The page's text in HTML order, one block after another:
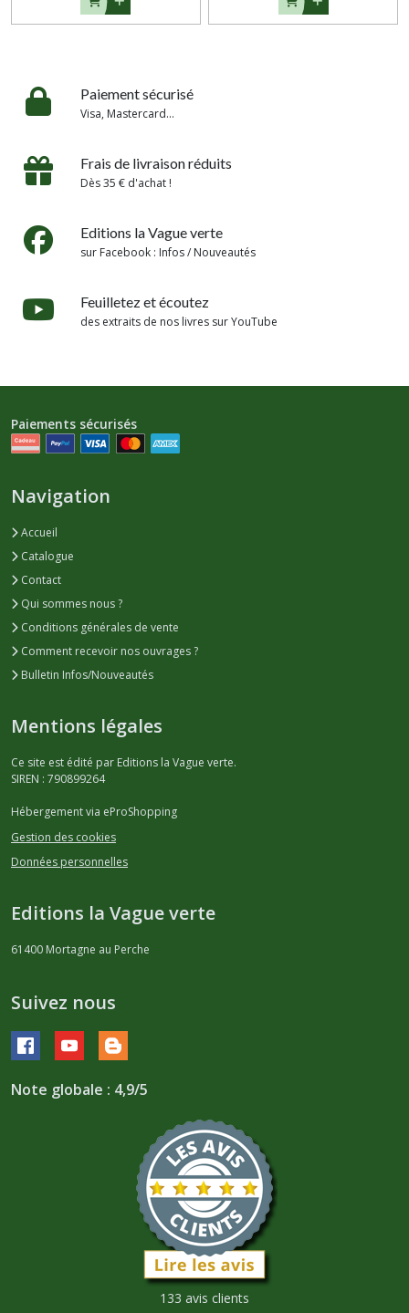
Paiement sécurisé
Visa, Mastercard...
Frais de livraison réduits
Dès 35 € d'achat !
Editions la Vague verte
sur Facebook : Infos / Nouveautés
Feuilletez et écoutez
des extraits de nos livres sur YouTube
Paiements sécurisés
Navigation
Accueil
Catalogue
Contact
Qui sommes nous ?
Conditions générales de vente
Comment recevoir nos ouvrages ?
Bulletin Infos/Nouveautés
Mentions légales
Ce site est édité par Editions la Vague verte.
SIREN : 790899264
Hébergement via eProShopping
Gestion des cookies
Données personnelles
Editions la Vague verte
61400 Mortagne au Perche
Suivez nous
Note globale : 4,9/5
133 avis clients